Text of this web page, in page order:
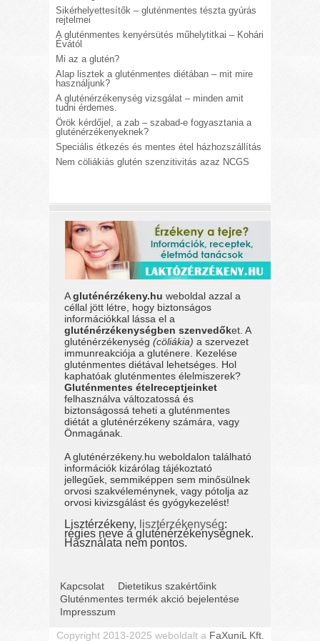
Sikérhelyettesítők – gluténmentes tészta gyúrás
rejtelmei
A gluténmentes kenyérsütés műhelytitkai – Kohári
Évától
Mi az a glutén?
Alap lisztek a gluténmentes diétában – mit mire
használjunk?
A gluténérzékenység vizsgálat – minden amit
tudni érdemes.
Örök kérdőjel, a zab – szabad-e fogyasztania a
gluténérzékenyeknek?
Speciális étkezés és mentes étel házhozszállítás
Nem cöliákiás glutén szenzitivitás azaz NCGS
Agluténérzékeny.hu weboldal azzal a
céllal jött létre, hogy biztonságos
információkkal lássa el a
gluténérzékenységben szenvedőket. A
gluténérzékenység(cöliákia) a szervezet
immunreakciója a gluténere. Kezelése
gluténmentes diétával lehetséges. Hol
kaphatóak gluténmentes élelmiszerek?
Gluténmentes ételreceptjeinket
felhasználva változatossá és
biztonságossá teheti a gluténmentes
diétát a gluténérzékeny számára, vagy
Önmagának.
A gluténérzékeny.hu weboldalon található
információk kizárólag tájékoztató
jellegűek, semmiképpen sem minősülnek
orvosi szakvéleménynek, vagy pótolja az
orvosi kivizsgálást és gyógykezelést!
Lisztérzékeny, lisztérzékenység:
régies neve a gluténérzékenységnek.
Használata nem pontos.
Kapcsolat
Dietetikus szakértőink
Gluténmentes termék akció bejelentése
Impresszum
Copyright 2013-2025 weboldalt a FaXuniL Kft.